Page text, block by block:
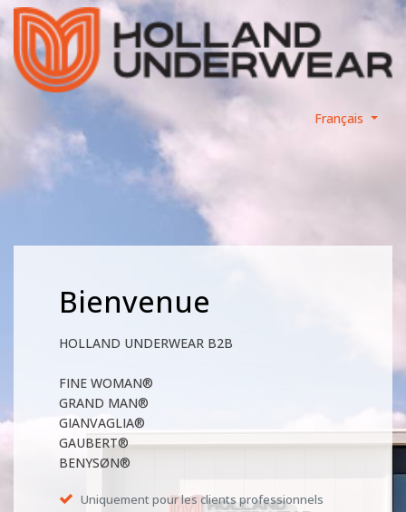
Français
Bienvenue
HOLLAND UNDERWEAR B2B
FINE WOMAN®
GRAND MAN®
GIANVAGLIA®
GAUBERT®
BENYSØN®
Uniquement pour les clients professionnels